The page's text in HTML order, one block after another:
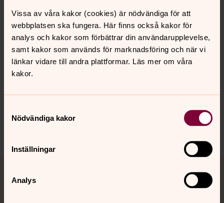
Vissa av våra kakor (cookies) är nödvändiga för att
webbplatsen ska fungera. Här finns också kakor för
analys och kakor som förbättrar din användarupplevelse,
samt kakor som används för marknadsföring och när vi
länkar vidare till andra plattformar. Läs mer om våra
kakor.
Nödvändiga kakor
Inställningar
Analys
Tel: 0240 - 61 18 50
Hemsida:Svenska kyrkans familjerådgivning i Ludvika
Svenska kyrkan erbjuder familjerådgivning till
församlingsbor på många platser i landet. PåSvenska
kyrkans hemsidahittar du ytterligare adresser!